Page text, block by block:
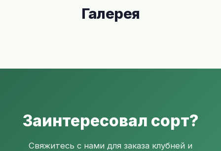
Галерея
Заинтересовал сорт?
Свяжитесь с нами для заказа клубней и